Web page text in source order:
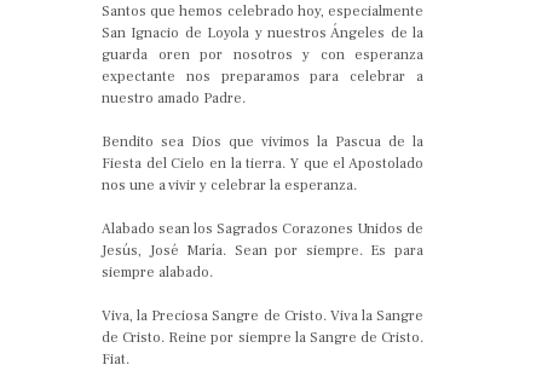
Santos que hemos celebrado hoy, especialmente
San Ignacio de Loyola y nuestros Ángeles de la
guarda oren por nosotros y con esperanza
expectante nos preparamos para celebrar a
nuestro amado Padre.
Bendito sea Dios que vivimos la Pascua de la
Fiesta del Cielo en la tierra. Y que el Apostolado
nos une a vivir y celebrar la esperanza.
Alabado sean los Sagrados Corazones Unidos de
Jesús, José María. Sean por siempre. Es para
siempre alabado.
Viva, la Preciosa Sangre de Cristo. Viva la Sangre
de Cristo. Reine por siempre la Sangre de Cristo.
Fiat.